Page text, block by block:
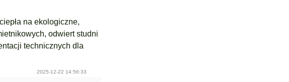
na ekologiczne,
odwiert studni
technicznych dla
2025-12-22 14:56:33